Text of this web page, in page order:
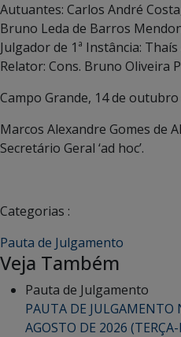
Autuantes: Carlos André
Bruno Leda de Barros
Julgador de 1ª Instância:
Relator: Cons. Bruno Oliveira
Campo Grande, 14 de outubro
Marcos Alexandre Gomes de
Secretário Geral ‘ad hoc’.
Categorias :
Pauta de Julgamento
Veja Também
Pauta de Julgamento
PAUTA DE JULGAMENTO
AGOSTO DE 2026 (TERÇA-